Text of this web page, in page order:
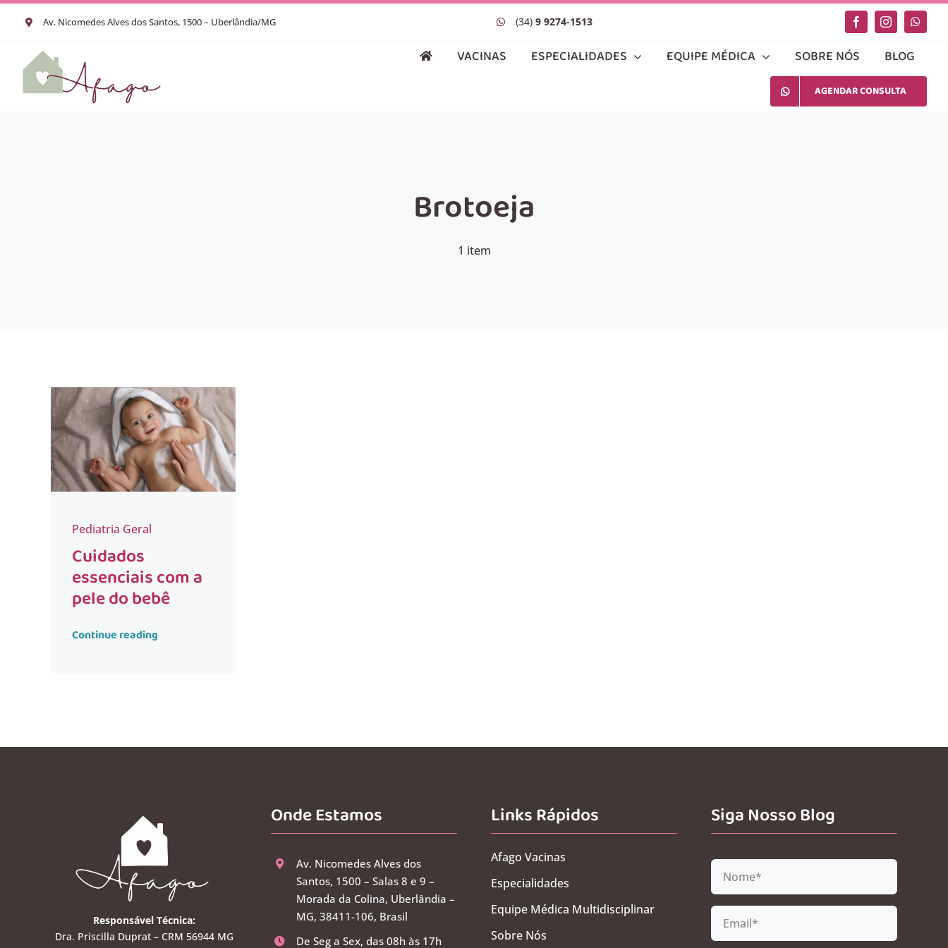
Ir
conteúdo
Av. Nicomedes Alves dos Santos, 1500 – Uberlândia/MG (34)9 9274-1513
VACINAS ESPECIALIDADES EQUIPE MÉDICA SOBRE NÓS BLOG
AGENDAR CONSULTA
Brotoeja
1 item
Pediatria Geral
Cuidados
essenciais com a
pele do bebê
Continue reading
Responsável Técnica:
Dra. Priscilla Duprat – CRM 56944 MG
Onde Estamos
Av. Nicomedes Alves dos
Santos, 1500 – Salas 8 e 9 –
Morada da Colina, Uberlândia –
MG, 38411-106, Brasil
De Seg a Sex, das 08h às 17h
Links Rápidos
Afago Vacinas
Especialidades
Equipe Médica Multidisciplinar
Sobre Nós
Siga Nosso Blog